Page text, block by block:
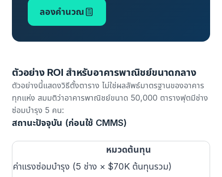
ลองคำนวณ
ตัวอย่าง ROI สำหรับอาคารพาณิชย์ขนาดกลาง
ตัวอย่างนี้แสดงวิธีตั้งตาราง ไม่ใช่ผลลัพธ์มาตรฐานของอาคาร
ทุกแห่ง สมมติว่าอาคารพาณิชย์ขนาด 50,000 ตารางฟุตมีช่าง
ซ่อมบำรุง 5 คน:
สถานะปัจจุบัน (ก่อนใช้ CMMS)
หมวดต้นทุน
ค่าแรงซ่อมบำรุง (5 ช่าง × $70K ต้นทุนรวม)